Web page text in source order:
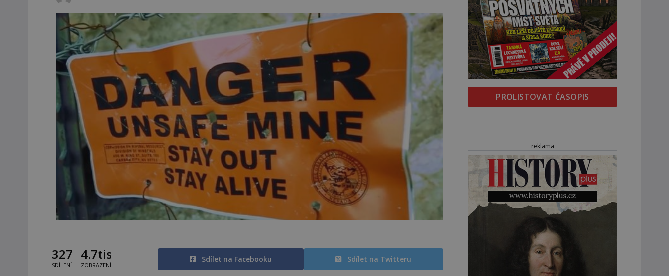
327
SDÍLENÍ
4.7tis
ZOBRAZENÍ
Sdílet na Facebooku Sdílet na Twitteru
PROLISTOVAT ČASOPIS
reklama